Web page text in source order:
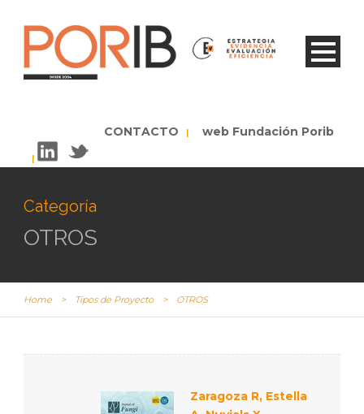
CONTACTO | web Fundación Porib
|
Categoría
OTROS
Home > Tipos de Proyecto > OTROS
Zaragoza R, Estella